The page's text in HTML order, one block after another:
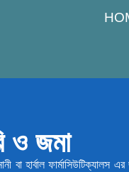
ও জমা
বা হার্বাল